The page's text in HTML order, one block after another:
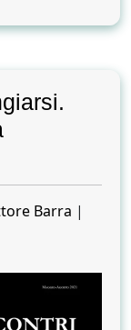
Barra |